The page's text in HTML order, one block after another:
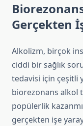
Gerçekten
Alkolizm, birçok
ciddi bir sağlık
tedavisi için çeşitli
biorezonans alkol
popülerlik
gerçekten işe